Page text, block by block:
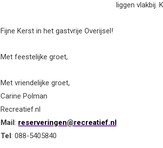
liggen vlakbij.
Fijne Kerst in het gastvrije Overijsel!
Met feestelijke groet,
Met vriendelijke groet,
Carine Polman
Recreatief.nl
Mail: reserveringen@recreatief.nl
Tel: 088-5405840